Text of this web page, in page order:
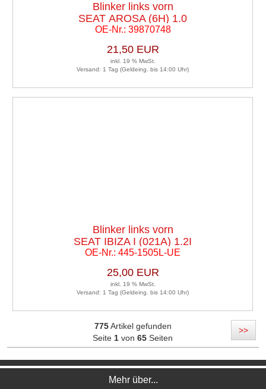
Blinker links vorn
SEAT AROSA (6H) 1.0
OE-Nr.: 39870748
21,50 EUR
inkl. 19 % MwSt.
Versand: 1 Tag (Geldeing. bis 14:00 Uhr)
Blinker links vorn
SEAT IBIZA I (021A) 1.2I
OE-Nr.: 445-1505L-UE
25,00 EUR
inkl. 19 % MwSt.
Versand: 1 Tag (Geldeing. bis 14:00 Uhr)
775Artikel gefunden
Seite 1 von65 Seiten
>>
Mehr über...